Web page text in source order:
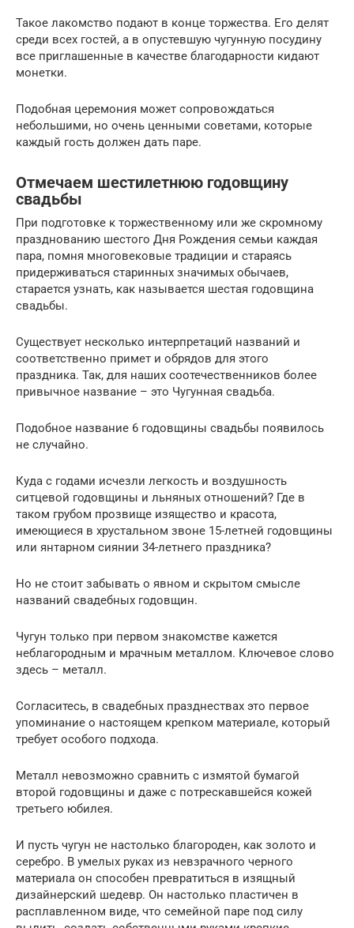
Такое лакомство подают в конце торжества. Его делят
среди всех гостей, а в опустевшую чугунную посудину
все приглашенные в качестве благодарности кидают
монетки.
Подобная церемония может сопровождаться
небольшими, но очень ценными советами, которые
каждый гость должен дать паре.
Отмечаем шестилетнюю годовщину
свадьбы
При подготовке к торжественному или же скромному
празднованию шестого Дня Рождения семьи каждая
пара, помня многовековые традиции и стараясь
придерживаться старинных значимых обычаев,
старается узнать, как называется шестая годовщина
свадьбы.
Существует несколько интерпретаций названий и
соответственно примет и обрядов для этого
праздника. Так, для наших соотечественников более
привычное название – это Чугунная свадьба.
Подобное название 6 годовщины свадьбы появилось
не случайно.
Куда с годами исчезли легкость и воздушность
ситцевой годовщины и льняных отношений? Где в
таком грубом прозвище изящество и красота,
имеющиеся в хрустальном звоне 15-летней годовщины
или янтарном сиянии 34-летнего праздника?
Но не стоит забывать о явном и скрытом смысле
названий свадебных годовщин.
Чугун только при первом знакомстве кажется
неблагородным и мрачным металлом. Ключевое слово
здесь – металл.
Согласитесь, в свадебных празднествах это первое
упоминание о настоящем крепком материале, который
требует особого подхода.
Металл невозможно сравнить с измятой бумагой
второй годовщины и даже с потрескавшейся кожей
третьего юбилея.
И пусть чугун не настолько благороден, как золото и
серебро. В умелых руках из невзрачного черного
материала он способен превратиться в изящный
дизайнерский шедевр. Он настолько пластичен в
расплавленном виде, что семейной паре под силу